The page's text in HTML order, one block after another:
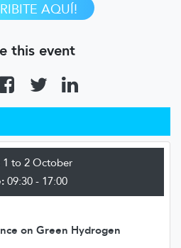
1 to 2 October
09:30 - 17:00
on Green Hydrogen
AQUÍ!
this event